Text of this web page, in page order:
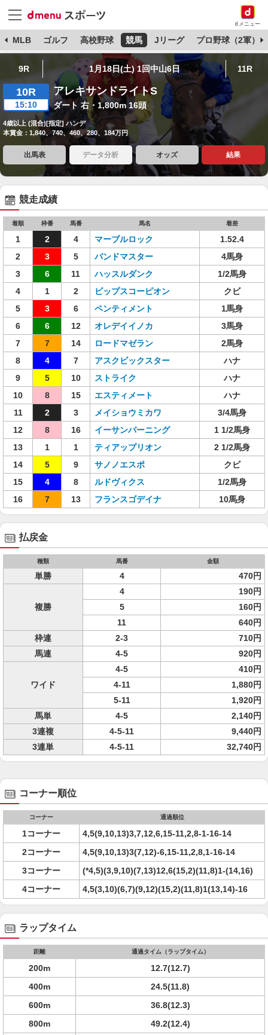
dメニュー
MLB ゴルフ 高校野球 競馬 Jリーグ プロ野球（2軍）
9R 1月18日(土) 1回中山6日 11R
10R
15:10
アレキサンドライトS
ダート 右・1,800m 16頭
4歳以上 (混合)[指定] ハンデ
本賞金：1,840、740、460、280、184万円
出馬表 データ分析 オッズ 結果
競走成績
着順 枠番 馬番 馬名 着差
1 2 4 マーブルロック
1.52.4
2
3 5 バンドマスター
4馬身
3
6 11 ハッスルダンク
1/2馬身
4
1 2 ビップスコーピオン
クビ
5
3 6 ペンティメント
1馬身
6
6 12 オレデイイノカ
3馬身
7
7 14 ロードマゼラン
2馬身
8
4 7 アスクビックスター
ハナ
9
5 10 ストライク
ハナ
10
8 15 エスティメート
ハナ
11
2 3 メイショウミカワ
3/4馬身
12
8 16 イーサンバーニング
1 1/2馬身
13
1 1 ティアップリオン
2 1/2馬身
14
5 9 サノノエスポ
クビ
15
4 8 ルドヴィクス
1/2馬身
16
7 13 フランスゴデイナ 10馬身
払戻金
種類 馬番 金額
単勝 4 470円
複勝
4
190円
5
160円
11
640円
枠連
2-3
710円
馬連
4-5 920円
ワイド
4-5
410円
4-11
1,880円
5-11
1,920円
馬単
4-5
2,140円
3連複
4-5-11
9,440円
3連単
4-5-11 32,740円
コーナー順位
コーナー 通過順位
1コーナー
4,5(9,10,13)3,7,12,6,15-11,2,8-1-16-14
2コーナー
4,5(9,10,13)3(7,12)-6,15-11,2,8,1-16-14
3コーナー
(*4,5)(3,9,10)(7,13)12,6(15,2)(11,8)1-(14,16)
4コーナー
4,5(3,10)(6,7)(9,12)(15,2)(11,8)1(13,14)-16
ラップタイム
距離 通過タイム（ラップタイム）
200m
12.7(12.7)
400m
24.5(11.8)
600m
36.8(12.3)
800m
49.2(12.4)